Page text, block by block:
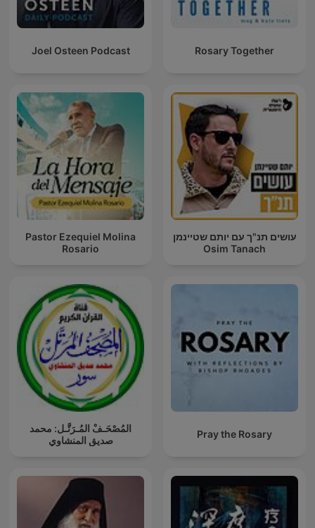
Joel Osteen Podcast Rosary Together
Pastor Ezequiel Molina
Rosario
עושים תנ"ך עם יותם שטיינמן
Osim Tanach
المُصْحَـفْ المُـرَتَّـل: محمد
صديق المنشاوي
Pray the Rosary